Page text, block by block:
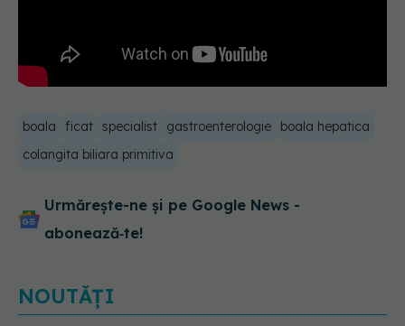
boala ficat specialist gastroenterologie
boala hepatica
colangita biliara primitiva
Urmărește-ne și pe Google News -
abonează‑te!
NOUTĂȚI